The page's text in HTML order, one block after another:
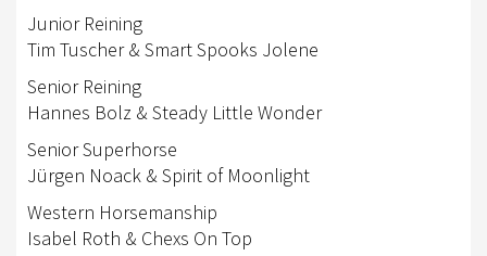
BW-CUPSERIE
LANDESMEISTER
JUNGPFERDEPROGRAMM
JUGEND
Junior Reining
Tim Tuscher & Smart Spooks Jolene
Senior Reining
Hannes Bolz & Steady Little Wonder
Senior Superhorse
Jürgen Noack & Spirit of Moonlight
Western Horsemanship
Isabel Roth & Chexs On Top